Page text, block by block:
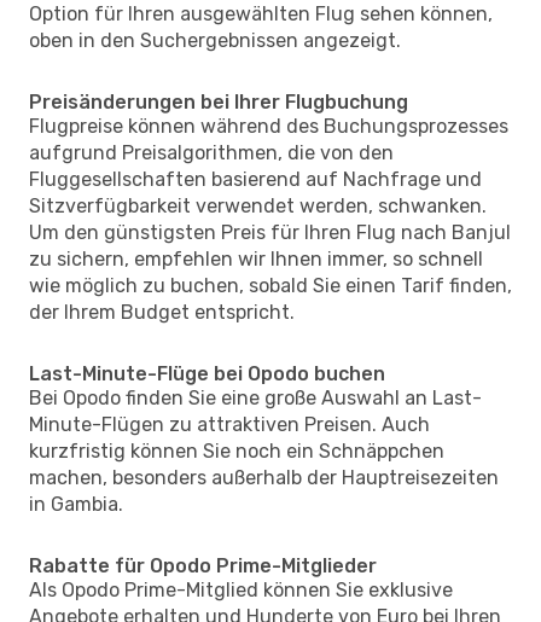
Option für Ihren ausgewählten Flug sehen können,
oben in den Suchergebnissen angezeigt.
Preisänderungen bei Ihrer Flugbuchung
Flugpreise können während des Buchungsprozesses
aufgrund Preisalgorithmen, die von den
Fluggesellschaften basierend auf Nachfrage und
Sitzverfügbarkeit verwendet werden, schwanken.
Um den günstigsten Preis für Ihren Flug nach Banjul
zu sichern, empfehlen wir Ihnen immer, so schnell
wie möglich zu buchen, sobald Sie einen Tarif finden,
der Ihrem Budget entspricht.
Last-Minute-Flüge bei Opodo buchen
Bei Opodo finden Sie eine große Auswahl an Last-
Minute-Flügen zu attraktiven Preisen. Auch
kurzfristig können Sie noch ein Schnäppchen
machen, besonders außerhalb der Hauptreisezeiten
in Gambia.
Rabatte für Opodo Prime-Mitglieder
Als Opodo Prime-Mitglied können Sie exklusive
Angebote erhalten und Hunderte von Euro bei Ihren